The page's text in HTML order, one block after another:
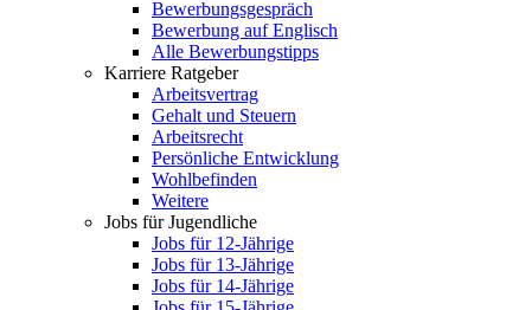
Bewerbungsgespräch
Bewerbung auf Englisch
Alle Bewerbungstipps
Karriere Ratgeber
Arbeitsvertrag
Gehalt und Steuern
Arbeitsrecht
Persönliche Entwicklung
Wohlbefinden
Weitere
Jobs für Jugendliche
Jobs für 12-Jährige
Jobs für 13-Jährige
Jobs für 14-Jährige